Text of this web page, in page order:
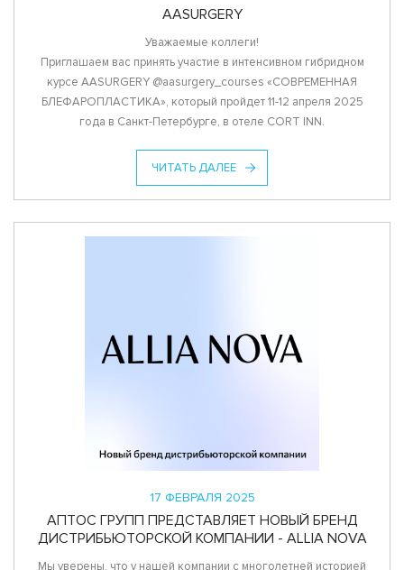
AASURGERY
Уважаемые коллеги!
Приглашаем вас принять участие в интенсивном гибридном
курсе AASURGERY @aasurgery_courses «СОВРЕМЕННАЯ
БЛЕФАРОПЛАСТИКА», который пройдет 11-12 апреля 2025
года в Санкт-Петербурге, в отеле CORT INN.
ЧИТАТЬ ДАЛЕЕ
17 ФЕВРАЛЯ 2025
АПТОС ГРУПП ПРЕДСТАВЛЯЕТ НОВЫЙ БРЕНД
ДИСТРИБЬЮТОРСКОЙ КОМПАНИИ - ALLIA NOVA
Мы уверены, что у нашей компании с многолетней историей